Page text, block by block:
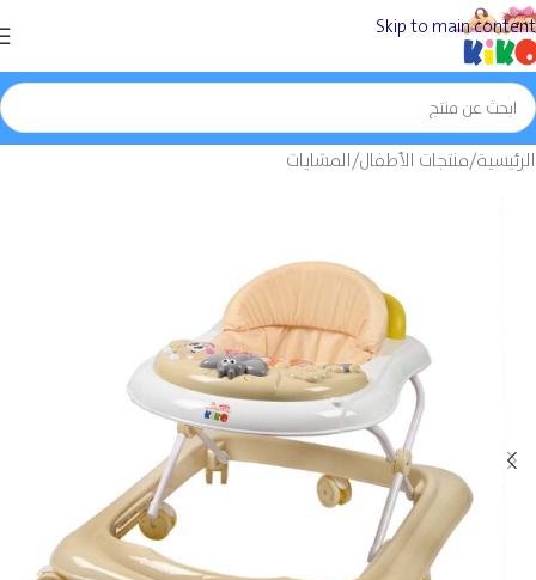
Skip to main content
الرئيسية/منتجات الأطفال/المشايات